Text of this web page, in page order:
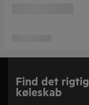
Find det
køleskab